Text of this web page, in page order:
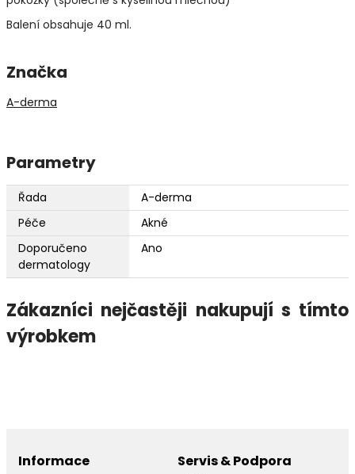
Balení obsahuje 40 ml.
Značka
A-derma
Parametry
Řada
A-derma
Péče
Akné
Doporučeno
dermatology
Ano
Zákazníci nejčastěji nakupují s tímto
výrobkem
Informace Servis & Podpora